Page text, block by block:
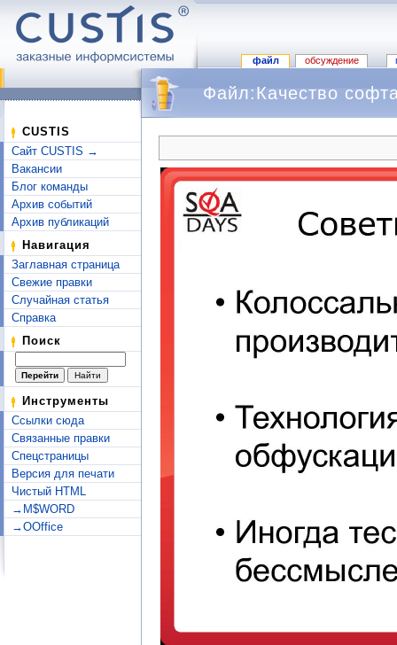
файл обсуждение
CUSTIS
Сайт CUSTIS →
Вакансии
Блог команды
Архив событий
Архив публикаций
Навигация
Заглавная страница
Свежие правки
Случайная статья
Справка
Поиск
Инструменты
Ссылки сюда
Связанные правки
Спецстраницы
Версия для печати
Чистый HTML
→M$WORD
→OOffice
Файл:Качество